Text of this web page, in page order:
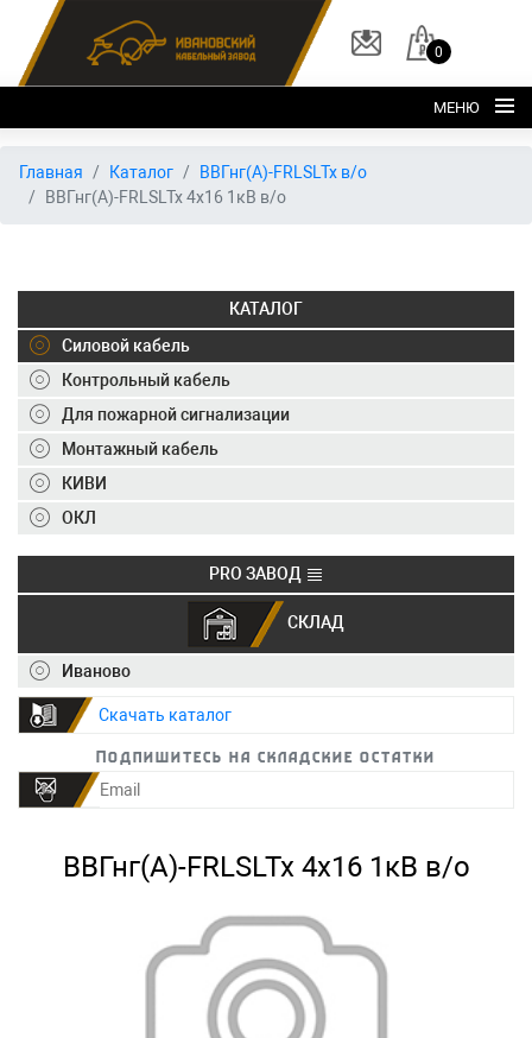
0
МЕНЮ
Главная
О заводе
Склад
ОКЛ
Вакансии
Контакты
+7 (495) 150-40-20
info@ivkz.ru
Главная Каталог
ВВГнг(А)-FRLSLTx в/о
ВВГнг(А)-FRLSLTx 4х16 1кВ в/о
КАТАЛОГ
Силовой кабель
Контрольный кабель
Для пожарной сигнализации
Монтажный кабель
КИВИ
ОКЛ
PRO ЗАВОД
СКЛАД
Иваново
Скачать каталог
Подпишитесь на складские остатки
ВВГнг(А)-FRLSLTx 4х16 1кВ в/о